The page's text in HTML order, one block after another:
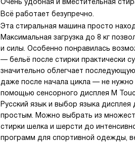
Всё работает безупречно.
Эта стиральная машина просто
Максимальная загрузка до 8 кг
и силы. Особенно понравилась
— бельё после стирки практически
значительно облегчает
даже после начала цикла — не
помощью сенсорного дисплея M
Русский язык и выбор языка
простым. Можно выбрать из
стирки шелка и шерсти до
программ для спортивной одежды,